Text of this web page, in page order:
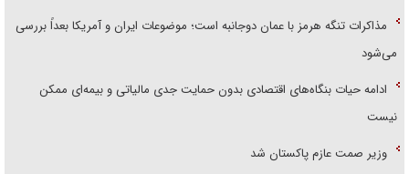
مذاکرات تنگه هرمز با عمان دوجانبه است؛ موضوعات ایران و آمریکا بعداً بررسی
می‌شود
ادامه حیات بنگاه‌های اقتصادی بدون حمایت جدی مالیاتی و بیمه‌ای ممکن
نیست
وزیر صمت عازم پاکستان شد